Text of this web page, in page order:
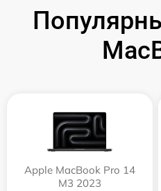
Apple MacBook Pro 14
M3 2023